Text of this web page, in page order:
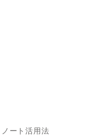
ノート活用法